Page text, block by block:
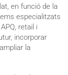
en funció de la
especialitzats
retail i
incorporar
la